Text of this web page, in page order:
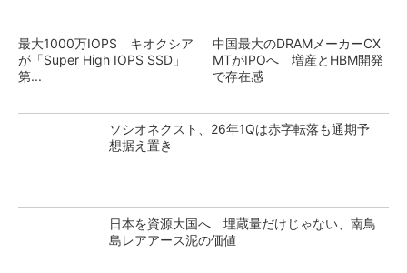
最大1000万IOPS キオクシア
が「Super High IOPS SSD」
第...
中国最大のDRAMメーカーCX
MTがIPOへ 増産とHBM開発
で存在感
ソシオネクスト、26年1Qは赤字転落も通期予
想据え置き
日本を資源大国へ 埋蔵量だけじゃない、南鳥
島レアアース泥の価値